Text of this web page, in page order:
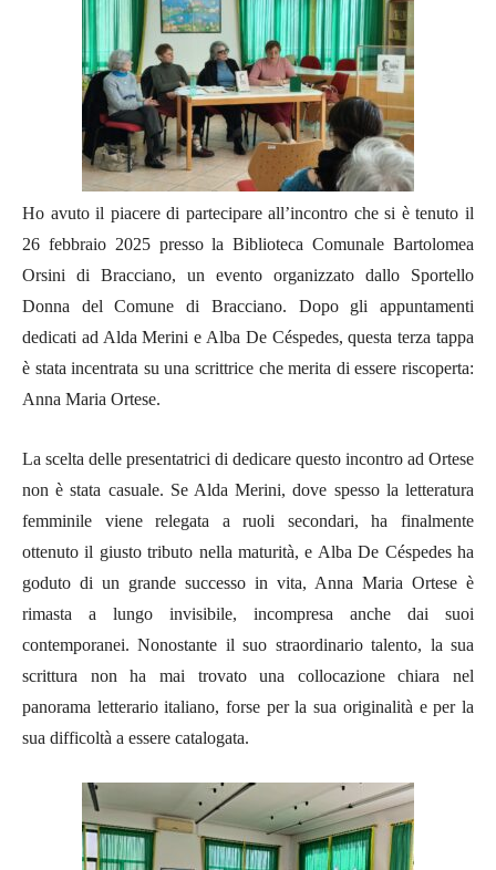
Ho avuto il piacere di partecipare all’incontro che si è tenuto il
26 febbraio 2025 presso la Biblioteca Comunale Bartolomea
Orsini di Bracciano, un evento organizzato dallo Sportello
Donna del Comune di Bracciano. Dopo gli appuntamenti
dedicati ad Alda Merini e Alba De Céspedes, questa terza tappa
è stata incentrata su una scrittrice che merita di essere riscoperta:
Anna Maria Ortese.
La scelta delle presentatrici di dedicare questo incontro ad Ortese
non è stata casuale. Se Alda Merini, dove spesso la letteratura
femminile viene relegata a ruoli secondari, ha finalmente
ottenuto il giusto tributo nella maturità, e Alba De Céspedes ha
goduto di un grande successo in vita, Anna Maria Ortese è
rimasta a lungo invisibile, incompresa anche dai suoi
contemporanei. Nonostante il suo straordinario talento, la sua
scrittura non ha mai trovato una collocazione chiara nel
panorama letterario italiano, forse per la sua originalità e per la
sua difficoltà a essere catalogata.